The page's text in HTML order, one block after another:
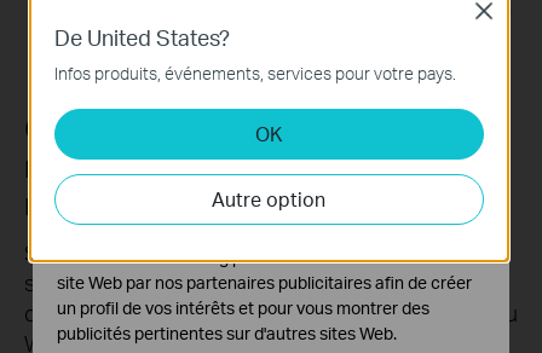
Créez de manière flexible un
réseau WiFi Mesh pour toute la
maison
Si vous avez des zones mortes chez vous, ajoutez
simplement un autre routeur/extendeur de portée
compatible EasyMesh pour compléter votre réseau
WiFi maillé multi-gigabit domestique. Plus besoin
De United States?
Infos produits, événements, services pour votre pays.
OK
Autre option
Close
Cookies basiques
Ces cookies sont nécessaires au fonctionnement du
site Web et ne peuvent pas être désactivés dans vos
Cookies d'analyse et marketing
Les cookies d'analyse nous permettent d'analyser vos
activités sur notre site Web pour améliorer et ajuster les
fonctionnalités de notre site Web.
Les cookies marketing peuvent être définis via notre
site Web par nos partenaires publicitaires afin de créer
un profil de vos intérêts et pour vous montrer des
publicités pertinentes sur d'autres sites Web.